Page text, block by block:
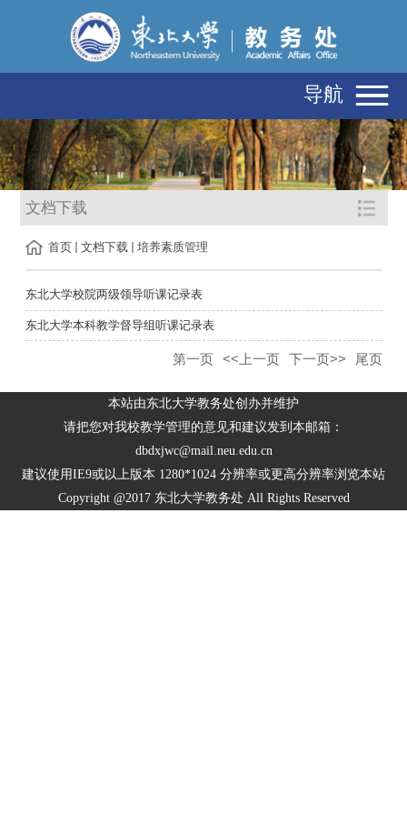
导航
文档下载
首页 文档下载 培养素质管理
东北大学校院两级领导听课记录表
东北大学本科教学督导组听课记录表
第一页 <<上一页 下一页>> 尾页
本站由东北大学教务处创办并维护
请把您对我校教学管理的意见和建议发到本邮箱：
dbdxjwc@mail.neu.edu.cn
建议使用IE9或以上版本 1280*1024 分辨率或更高分辨率浏览本站
Copyright @2017 东北大学教务处 All Rights Reserved